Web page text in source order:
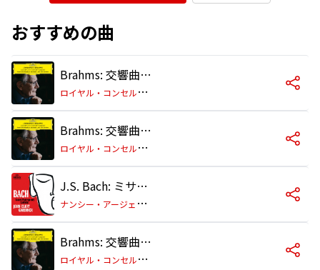
おすすめの曲
Brahms: 交響曲 第4番 ホ短調 作品98: 第4楽章: Allegro energico e passionato
ロ
イヤル・コンセルトヘボウ管弦楽団/ジョン・エリオット・ガーディナー
Brahms: 交響曲 第4番 ホ短調 作品98: 第1楽章: Allegro non troppo
ロ
イヤル・コンセルトヘボウ管弦楽団/ジョン・エリオット・ガーディナー
J.S. Bach: ミサ曲 ロ短調 BWV 232 / キリエ: 主よ、憐れみたまえ (I)
ナ
ンシー・アージェンタ/メアリー・ニコルズ/アシュリー・スタフォード/ウィンフォード・エヴァンズ/イングリッシュ・バロック・ソロイスツ/ジョン・エリオット・ガーディナー/モンテヴェルディ合唱団
Brahms: 交響曲 第4番 ホ短調 作品98: 第3楽章: Allegro giocoso
ロ
イヤル・コンセルトヘボウ管弦楽団/ジョン・エリオット・ガーディナー